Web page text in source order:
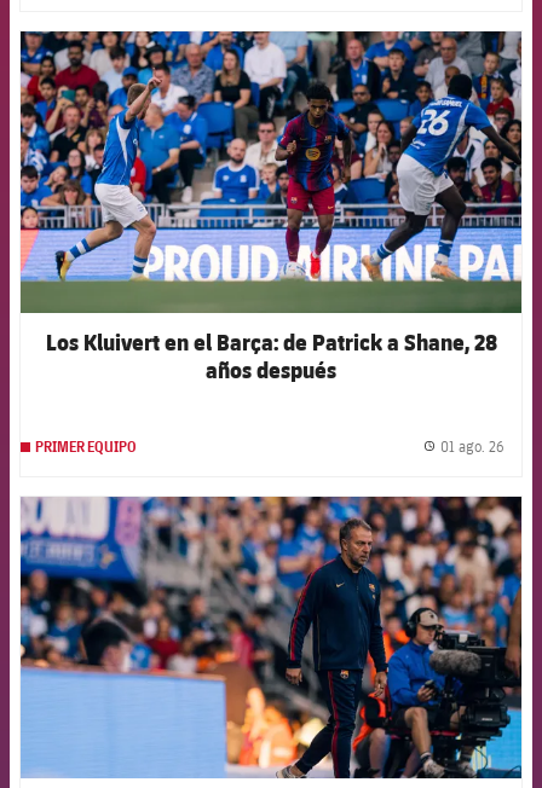
FCB Barcelona badge
Los Kluivert en el Barça: de Patrick a Shane, 28
años después
PRIMER EQUIPO 01 ago. 26
FCB Barcelona badge